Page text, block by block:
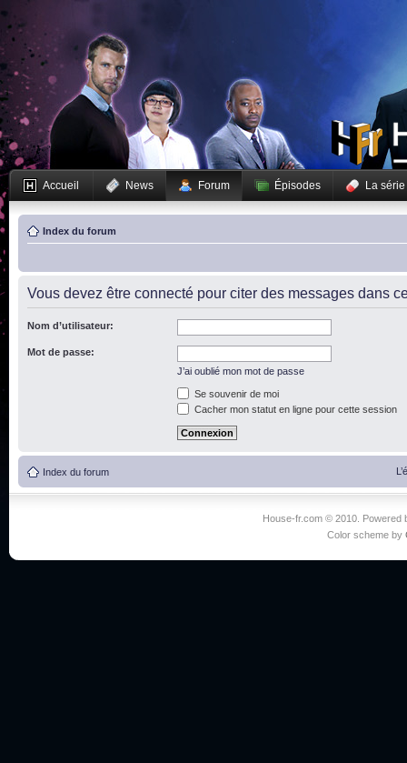
Accueil News Forum Épisodes La série
Index du forum
Vous devez être connecté pour citer des messages dans
Nom d’utilisateur:
Mot de passe:
J’ai oublié mon mot de passe
Se souvenir de moi
Cacher mon statut en ligne pour cette session
Index du forum
House-fr.com © 2010. Powered
Color scheme by